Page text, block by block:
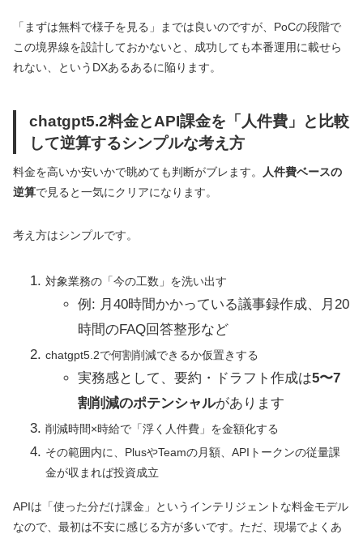
「まずは無料で様子を見る」までは良いのですが、PoCの段階で
この境界線を設計しておかないと、成功しても本番運用に載せら
れない、というDXあるあるに陥ります。
chatgpt5.2料金とAPI課金を「人件費」と比較
して逆算するシンプルな考え方
料金を高いか安いかで眺めても判断がブレます。
人件費ベースの
逆算で見ると一気にクリアになります。
考え方はシンプルです。
対象業務の「今の工数」を洗い出す
例: 月40時間かかっている議事録作成、月20
時間のFAQ回答整形など
chatgpt5.2で何割削減できるか仮置きする
実務感として、要約・ドラフト作成は5〜7
割削減のポテンシャルがあります
削減時間×時給で「浮く人件費」を金額化する
その範囲内に、PlusやTeamの月額、APIトークンの従量課
金が収まれば投資成立
APIは「使った分だけ課金」というインテリジェントな料金モデル
なので、最初は不安に感じる方が多いです。ただ、現場でよくあ